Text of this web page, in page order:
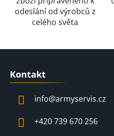
odeslání od výrobců z
celého světa
Z
Kontakt
info@armyservis.cz
+420 739 670 256